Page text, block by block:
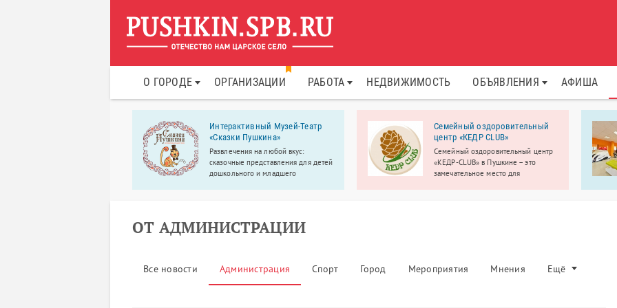
О ГОРОДЕ ОРГАНИЗАЦИИ РАБОТА НЕДВИЖИМОСТЬ ОБЪЯВЛЕНИЯ АФИША
Интерактивный Музей-Театр
«Сказки Пушкина»
Развлечения на любой вкус:
сказочные представления для детей
дошкольного и младшего
Семейный оздоровительный
центр «КЕДР CLUB»
Семейный оздоровительный центр
«КЕДР-CLUB» в Пушкине – это
замечательное место для
ОТ АДМИНИСТРАЦИИ
Все новости Администрация Спорт Город Мероприятия Мнения Ещё